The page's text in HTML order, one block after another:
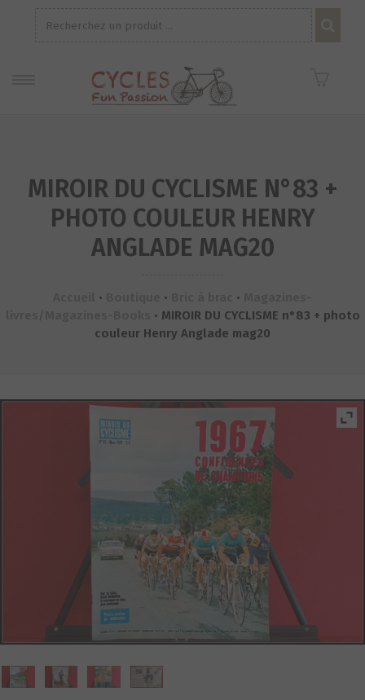
MIROIR DU CYCLISME N°83 +
PHOTO COULEUR HENRY
ANGLADE MAG20
• • •
• MIROIR DU CYCLISME n°83 + photo
couleur Henry Anglade mag20